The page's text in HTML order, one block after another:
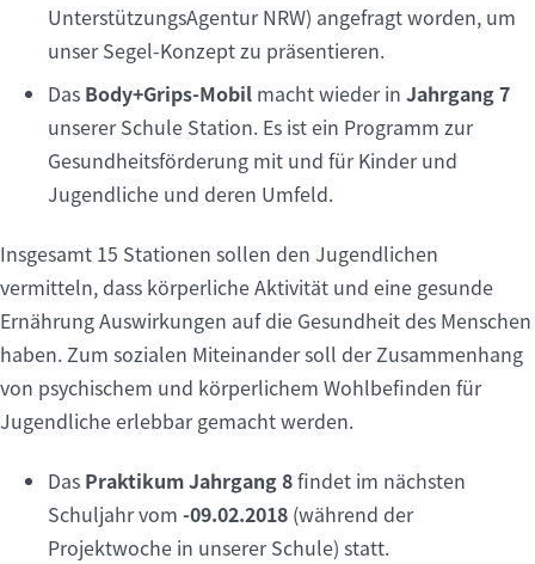
UnterstützungsAgentur NRW) angefragt worden, um
unser Segel-Konzept zu präsentieren.
Das Body+Grips-Mobil macht wieder in Jahrgang 7
unserer Schule Station. Es ist ein Programm zur
Gesundheitsförderung mit und für Kinder und
Jugendliche und deren Umfeld.
Insgesamt 15 Stationen sollen den Jugendlichen
vermitteln, dass körperliche Aktivität und eine gesunde
Ernährung Auswirkungen auf die Gesundheit des Menschen
haben. Zum sozialen Miteinander soll der Zusammenhang
von psychischem und körperlichem Wohlbefinden für
Jugendliche erlebbar gemacht werden.
Das Praktikum Jahrgang 8findet im nächsten
Schuljahr vom -09.02.2018 (während der
Projektwoche in unserer Schule) statt.